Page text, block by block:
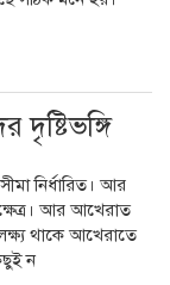
নির্ধারিত। আর
আর আখেরাত
থাকে আখেরাতে
ন